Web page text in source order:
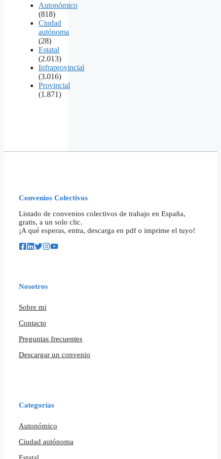
Autonómico
(818)
Ciudad
autónoma
(28)
Estatal
(2.013)
Infraprovincial
(3.016)
Provincial
(1.871)
Convenios Colectivos
Listado de convenios colectivos de trabajo en España,
gratis, a un solo clic.
¡A qué esperas, entra, descarga en pdf o imprime el tuyo!
Nosotros
Sobre mi
Contacto
Preguntas frecuentes
Descargar un convenio
Categorías
Autonómico
Ciudad autónoma